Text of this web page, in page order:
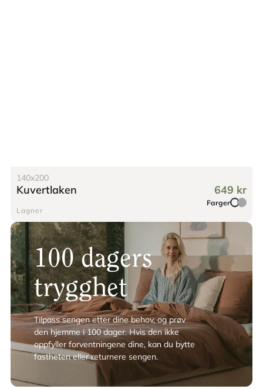
140x200
Kuvertlaken
Lagner
649 kr
Farger
100 dagers
trygghet
Tilpass sengen etter dine behov, og prøv
den hjemme i 100 dager. Hvis den ikke
oppfyller forventningene dine, kan du bytte
fastheten eller returnere sengen.